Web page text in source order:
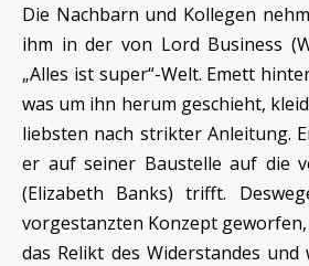
Die Nachbarn und Kollegen
ihm in der von Lord Business
„Alles ist super“-Welt. Emett
was um ihn herum geschieht,
liebsten nach strikter Anleitung.
er auf seiner Baustelle auf die
(Elizabeth Banks) trifft.
vorgestanzten Konzept
das Relikt des Widerstandes